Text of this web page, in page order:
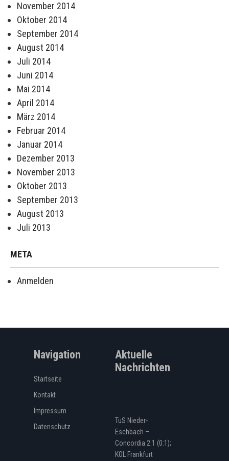
November 2014
Oktober 2014
September 2014
August 2014
Juli 2014
Juni 2014
Mai 2014
April 2014
März 2014
Februar 2014
Januar 2014
Dezember 2013
November 2013
Oktober 2013
September 2013
August 2013
Juli 2013
META
Anmelden
Navigation
Startseite
Kontakt
Impressum
Datenschutz
Aktuelle
Nachrichten
TuS Nieder-
Eschbach –
Concordia 2:1 (0:1);
KOL Frankfurt